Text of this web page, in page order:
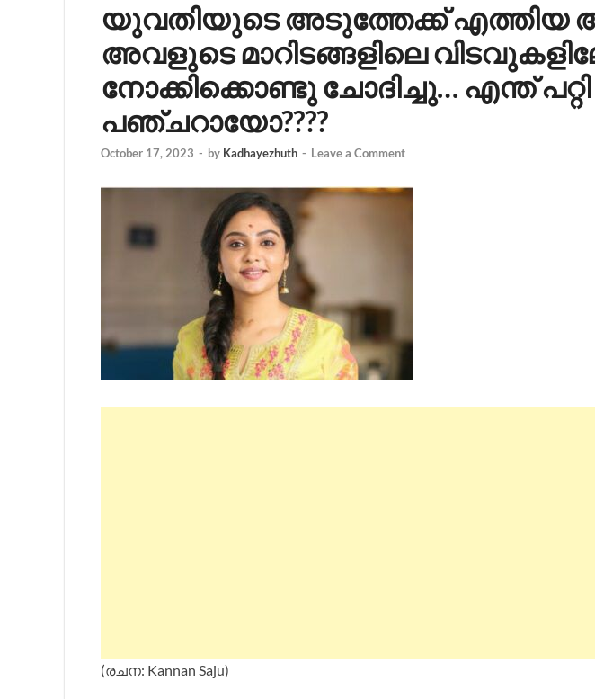
യുവതിയുടെ അടുത്തേക്ക് എത്തിയ
അവളുടെ മാറിടങ്ങളിലെ
നോക്കിക്കൊണ്ടു ചോദിച്ചു… എന്ത്
പഞ്ചറായോ????
October 17, 2023 - by Kadhayezhuth - Leave a Comment
(രചന: Kannan Saju)